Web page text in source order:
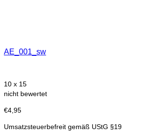
AE_001_sw
10 x 15
nicht bewertet
€4,95
Umsatzsteuerbefreit gemäß UStG §19